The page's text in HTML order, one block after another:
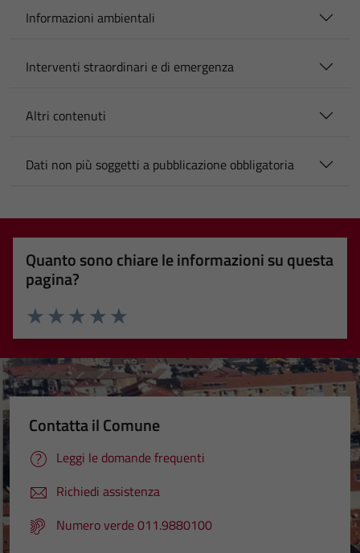
Informazioni ambientali
Interventi straordinari e di emergenza
Altri contenuti
Dati non più soggetti a pubblicazione obbligatoria
Quanto sono chiare le informazioni su questa
pagina?
Valuta 5 stelle su 5
Valuta 4 stelle su 5
Valuta 3 stelle su 5
Valuta 2 stelle su 5
Valuta 1 stelle su 5
Contatta il Comune
Leggi le domande frequenti
Richiedi assistenza
Numero verde 011.9880100